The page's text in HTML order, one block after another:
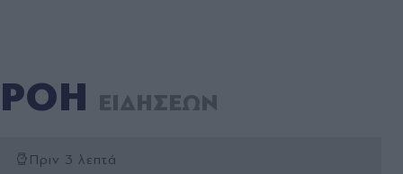
ΡΟΗ ΕΙΔΗΣΕΩΝ
Πριν 3 λεπτά